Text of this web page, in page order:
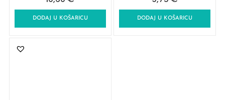
DODAJ U KOŠARICU DODAJ U KOŠARICU